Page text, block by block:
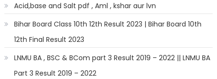
Acid,base and Salt pdf , Aml , kshar aur lvn
Bihar Board Class 10th 12th Result 2023 | Bihar Board 10th
12th Final Result 2023
LNMU BA , BSC & BCom part 3 Result 2019 – 2022 || LNMU BA
Part 3 Result 2019 – 2022